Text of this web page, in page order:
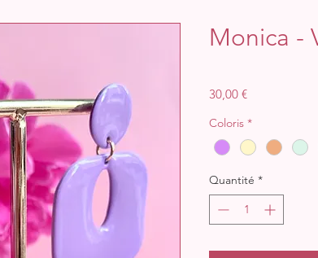
Monica -
30,00 €Prix
Coloris *
Quantité *